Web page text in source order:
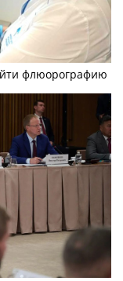
флюорографию